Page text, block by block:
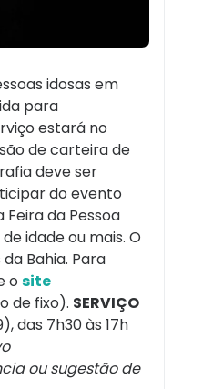
idosas em
para
estará no
de carteira de
deve ser
do evento
da Pessoa
idade ou mais. O
Bahia. Para
o site
de fixo). SERVIÇO
das 7h30 às 17h
ou sugestão de